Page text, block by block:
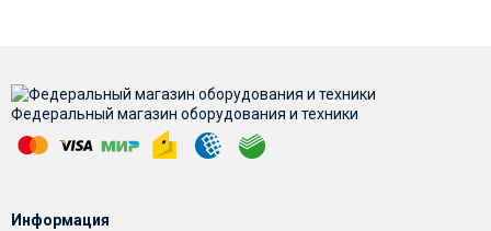
Федеральный магазин оборудования и техники
Информация